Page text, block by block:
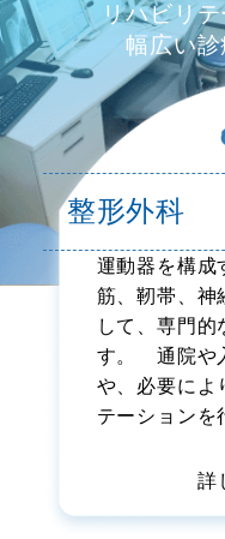
リハビリ
幅広い診
整形外科
運動器を構成
筋、靭帯、神
して、専門的
す。 通院や
や、必要によ
テーションを
詳